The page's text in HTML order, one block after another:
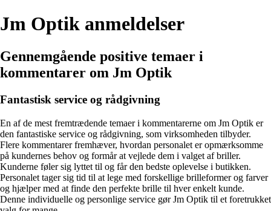
Jm Optik anmeldelser
Gennemgående positive temaer i
kommentarer om Jm Optik
Fantastisk service og rådgivning
En af de mest fremtrædende temaer i kommentarerne om Jm Optik er
den fantastiske service og rådgivning, som virksomheden tilbyder.
Flere kommentarer fremhæver, hvordan personalet er opmærksomme
på kundernes behov og formår at vejlede dem i valget af briller.
Kunderne føler sig lyttet til og får den bedste oplevelse i butikken.
Personalet tager sig tid til at lege med forskellige brilleformer og farver
og hjælper med at finde den perfekte brille til hver enkelt kunde.
Denne individuelle og personlige service gør Jm Optik til et foretrukket